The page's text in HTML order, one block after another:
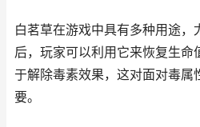
白茗草在游戏中具有多种用途，
后，玩家可以利用它来恢复生命
于解除毒素效果，这对面对毒属
要。